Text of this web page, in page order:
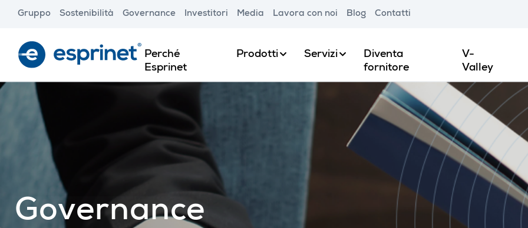
content
Gruppo Sostenibilità Governance Investitori Media Lavora con noi Blog Contatti
Perché
Esprinet
Prodotti Servizi
Diventa
fornitore
V-
Valley
Governance